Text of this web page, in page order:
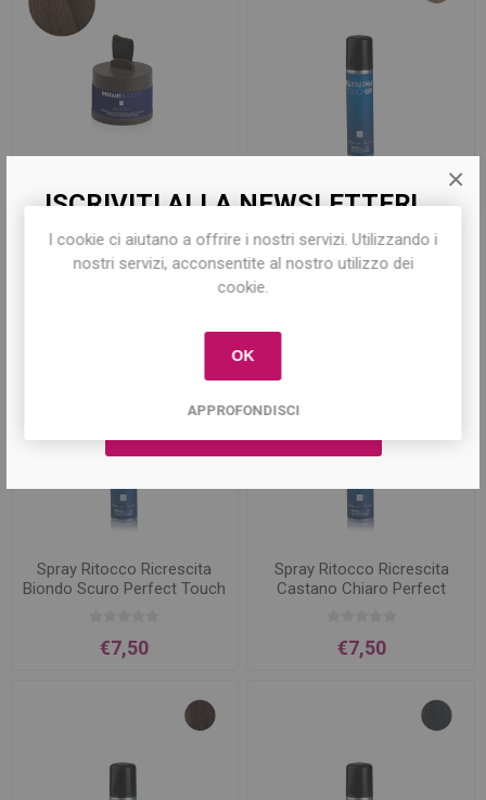
ISCRIVITI ALLA NEWSLETTER!
Iscriviti per conoscere le nostre ultime
offerte e ricevere il10% di sconto
×
Ombretto per Ricrescita
Caldo
€10,90
Spray Ritocco Ricrescita
75ml
Spray Ritocco Ricrescita
Biondo Scuro Perfect Touch
€7,50
Spray Ritocco Ricrescita
Castano Chiaro Perfect
€7,50
I cookie ci aiutano a offrire i nostri servizi. Utilizzando i
nostri servizi, acconsentite al nostro utilizzo dei
cookie.
OK
APPROFONDISCI